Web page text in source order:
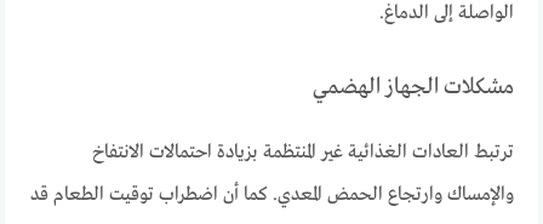
الواصلة إلى الدماغ.
مشكلات الجهاز الهضمي
ترتبط العادات الغذائية غير المنتظمة بزيادة احتمالات الانتفاخ
والإمساك وارتجاع الحمض المعدي. كما أن اضطراب توقيت الطعام قد